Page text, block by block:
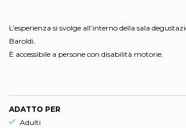
L’esperienza si svolge all’interno della sala
Baroldi.
È accessibile a persone con disabilità motorie.
ADATTO PER
Esperienza adatta per
Adulti